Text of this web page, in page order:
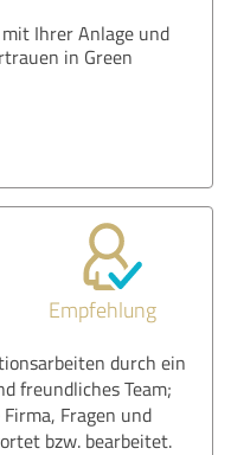
Ihrer Anlage und
in Green
Empfehlung
durch ein
freundliches Team;
Fragen und
bzw. bearbeitet.